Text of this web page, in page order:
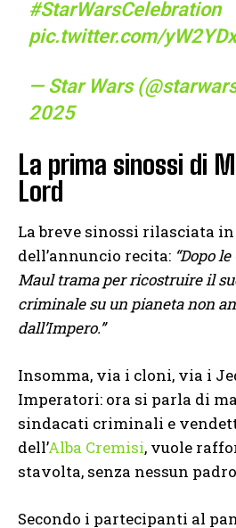
#StarWarsCelebration
pic.twitter.com/
— Star Wars
2025
La prima sinossi di
Lord
La breve sinossi rilasciata
dell’annuncio recita: “Dopo
Maul trama per ricostruire il
criminale su un pianeta non
dall’Impero.”
Insomma, via i cloni, via i
Imperatori: ora si parla di
sindacati criminali e
dell’Alba Cremisi, vuole
stavolta, senza nessun
Secondo i partecipanti al